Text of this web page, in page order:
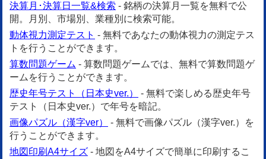
決算月･決算日一覧&検索 - 銘柄の決算月一覧を無料で公
開。月別、市場別、業種別に検索可能。
動体視力測定テスト - 無料であなたの動体視力の測定テス
トを行うことができます。
算数問題ゲーム - 算数問題ゲームでは、無料で算数問題ゲ
ームを行うことができます。
歴史年号テスト（日本史ver.）
- 無料で楽しめる歴史年号
テスト（日本史ver.）で年号を暗記。
画像パズル（漢字ver）
- 無料で画像パズル（漢字ver.）を
行うことができます。
地図印刷A4サイズ - 地図をA4サイズで簡単に印刷するこ